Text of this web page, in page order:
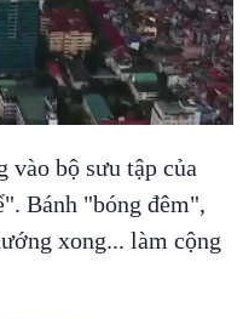
vào bộ sưu tập của
Bánh "bóng đêm",
xong... làm cộng